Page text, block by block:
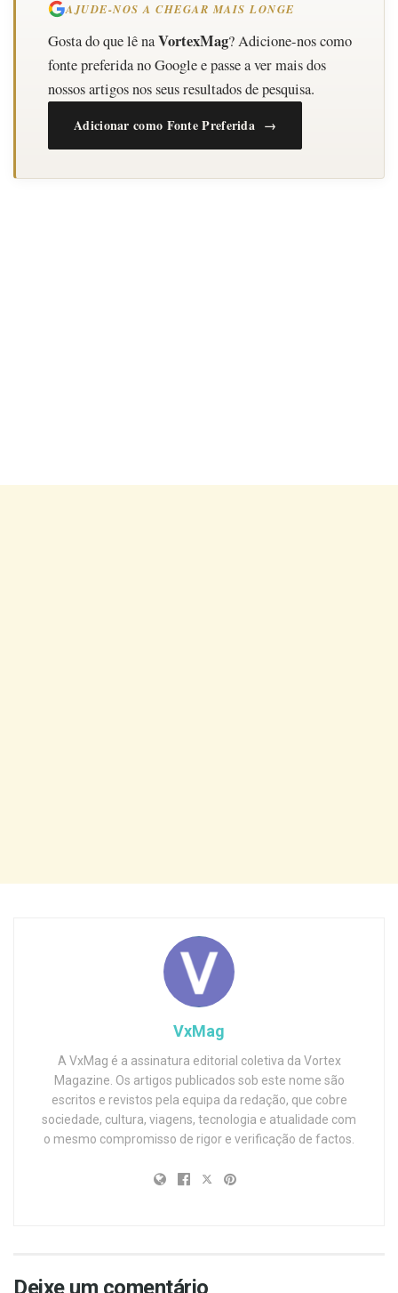
AJUDE-NOS A CHEGAR MAIS LONGE
Gosta do que lê naVortexMag? Adicione-nos como
fonte preferida no Google e passe a ver mais dos
nossos artigos nos seus resultados de pesquisa.
Adicionar como Fonte Preferida →
VxMag
A VxMag é a assinatura editorial coletiva da Vortex
Magazine. Os artigos publicados sob este nome são
escritos e revistos pela equipa da redação, que cobre
sociedade, cultura, viagens, tecnologia e atualidade com
o mesmo compromisso de rigor e verificação de factos.